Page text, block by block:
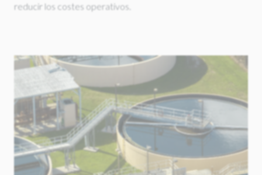
reducir los costes operativos.